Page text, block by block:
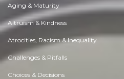
Aging & Maturity
Altruism & Kindness
Atrocities, Racism & Inequality
Challenges & Pitfalls
Choices & Decisions